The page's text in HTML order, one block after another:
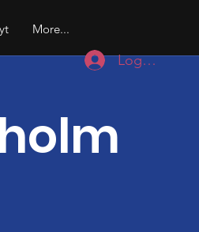
More...
Log ind